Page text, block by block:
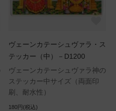
ヴェーンカテーシュヴァラ・ス
テッカー（中）－D1200
ヴェーンカテーシュヴァラ神の
ステッカー中サイズ（両面印
刷、耐水性）
180円(税込)